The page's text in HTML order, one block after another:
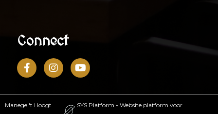
Connect
Manege 't Hoogt
SYS Platform - Website platform voor